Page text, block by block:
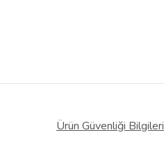
Ürün Güvenliği Bilgileri